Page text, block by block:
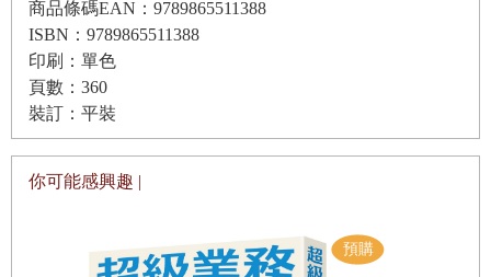
道氏的美國危機紀錄／薄弱的預測
尼爾森的投機著作
第四章
道氏理論的投機應用
「 罷免」預言家／股價走勢的同時性
業平均指數」，並且每天記錄、公開刊載於《華爾街日報》，
時至今日，該指數已經是全世界金融市場上歷史最悠久、也是
最具公信力的美股主要指數之一。查爾斯．道在生前不僅長期
追蹤記錄該指數，同時根據自己對這個指數起伏變化的觀察，
發表在《華爾街日報》的社論，儘管他本人從未定義「道氏理
論」這個用詞，但後來在漢密爾頓等人不遺餘力的努力之下，
近百年的濫觴，古今中外透過道氏理論分析、判斷股市行
商品條碼EAN：9789865511388
ISBN：9789865511388
印刷：單色
頁數：360
裝訂：平裝
你可能感興趣 |